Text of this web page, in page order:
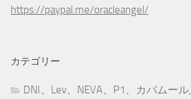
https://paypal.me/oracleangel/
カテゴリー
DNI、Lev、NEVA、P1、カバムール,